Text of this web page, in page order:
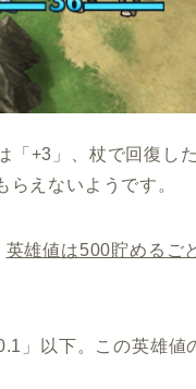
+3」、杖で回復し
えないようです。
英雄値は500貯めるご
」以下。この英雄値